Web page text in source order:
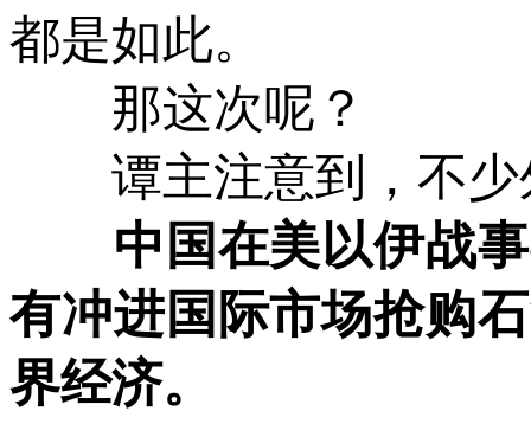
都是如此。
那这次呢？
谭主注意到，不少
中国在美以伊战事
有冲进国际市场抢购
界经济。